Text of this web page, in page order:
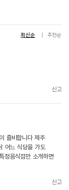
최신순 추천순
신고
즐비합니다 제주
어느 식당을 가도
정음식점만 소개하면
신고